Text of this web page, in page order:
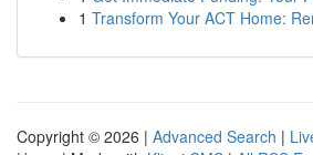
1 Transform Your ACT Home:
Copyright © 2026 | Advanced Search |